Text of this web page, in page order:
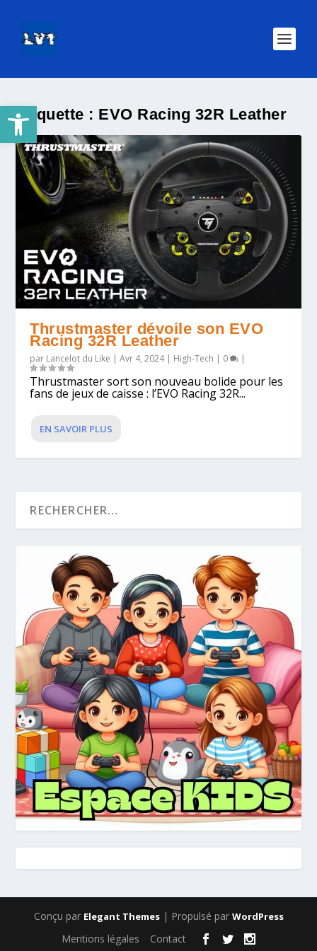
Ouvrir la barre d’outilsÉtiquette : EVO Racing 32R Leather
Thrustmaster dévoile son EVO
Racing 32R Leather
par Lancelot du Like |Avr 4, 2024| High-Tech | 0 |
Thrustmaster sort son nouveau bolide pour les
fans de jeux de caisse : l’EVO Racing 32R...
EN SAVOIR PLUS
Conçu par Elegant Themes| Propulsé par WordPress
Mentions légales Contact